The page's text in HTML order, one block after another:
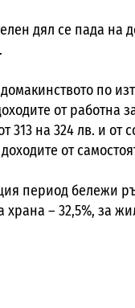
дял се пада на
по
от работна
313 на 324 лв. и
от
период бележи
– 32,5%, за